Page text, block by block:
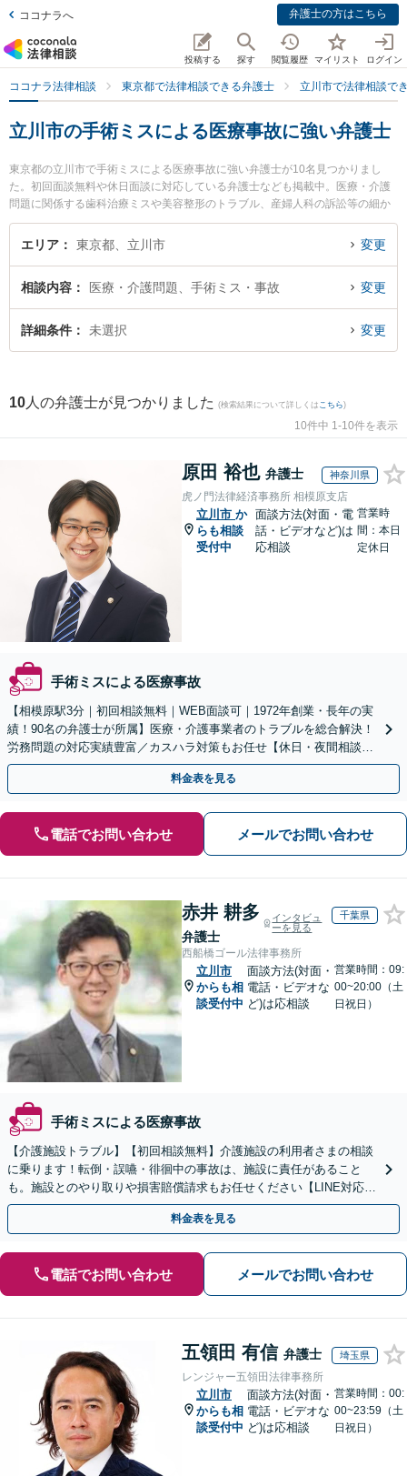
ココナラへ 弁護士の方はこちら
投稿する 探す 閲覧履歴 マイリスト ログイン
ココナラ法律相談 東京都で法律相談できる弁護士 立川市で法律相談で
立川市の手術ミスによる医療事故に強い弁護士
東京都の立川市で手術ミスによる医療事故に強い弁護士が10名見つかりまし
た。初回面談無料や休日面談に対応している弁護士なども掲載中。医療・介護
問題に関係する歯科治療ミスや美容整形のトラブル、産婦人科の訴訟等の細か
な分野での絞り込み検索もでき便利です。特にもえぎ法律事務所の草皆 楓弁護
士や原後綜合法律事務所 立川事務所の今浦 啓弁護士、あけぼの綜合法律事務所
今すぐに弁護士に相談したい』『手術ミスによる医療事故のトラブル解決の実
績豊富な近くの弁護士を検索したい』『初回相談無料で手術ミスによる医療事
故を法律相談できる立川市内の弁護士に相談予約したい』などでお困りの相談
エリア 東京都、立川市 変更
相談内容 医療・介護問題、手術ミス・事故 変更
詳細条件 未選択 変更
10 人の弁護士が見つかりました (検索結果について詳しくは こちら)
10件中 1-10件を表示
原田 裕也 弁護士 神奈川県
虎ノ門法律経済事務所 相模原支店
立川市 か
らも相談
受付中
面談方法(対面・電
話・ビデオなど)は
応相談
営業時
間：本日
定休日
手術ミスによる医療事故
【相模原駅3分｜初回相談無料｜WEB面談可｜1972年創業・長年の実
績！90名の弁護士が所属】医療・介護事業者のトラブルを総合解決！
労務問題の対応実績豊富／カスハラ対策もお任せ【休日・夜間相談可
／忙しい方にも安心の柔軟なサポート体制】
料金表を見る
電話でお問い合わせ メールでお問い合わせ
赤井 耕多
弁護士
インタビュ
ーを見る
千葉県
西船橋ゴール法律事務所
立川市
からも相
談受付中
面談方法(対面・
電話・ビデオな
ど)は応相談
営業時間：09:
00~20:00（土
日祝日）
手術ミスによる医療事故
【介護施設トラブル】【初回相談無料】介護施設の利用者さまの相談
に乗ります！転倒・誤嚥・徘徊中の事故は、施設に責任があること
も。施設とのやり取りや損害賠償請求もお任せください【LINE対応
可】【夜間・休日面談可】【関東エリア対応】
料金表を見る
電話でお問い合わせ メールでお問い合わせ
五領田 有信 弁護士 埼玉県
レンジャー五領田法律事務所
立川市
からも相
談受付中
面談方法(対面・
電話・ビデオな
ど)は応相談
営業時間：00:
00~23:59（土
日祝日）